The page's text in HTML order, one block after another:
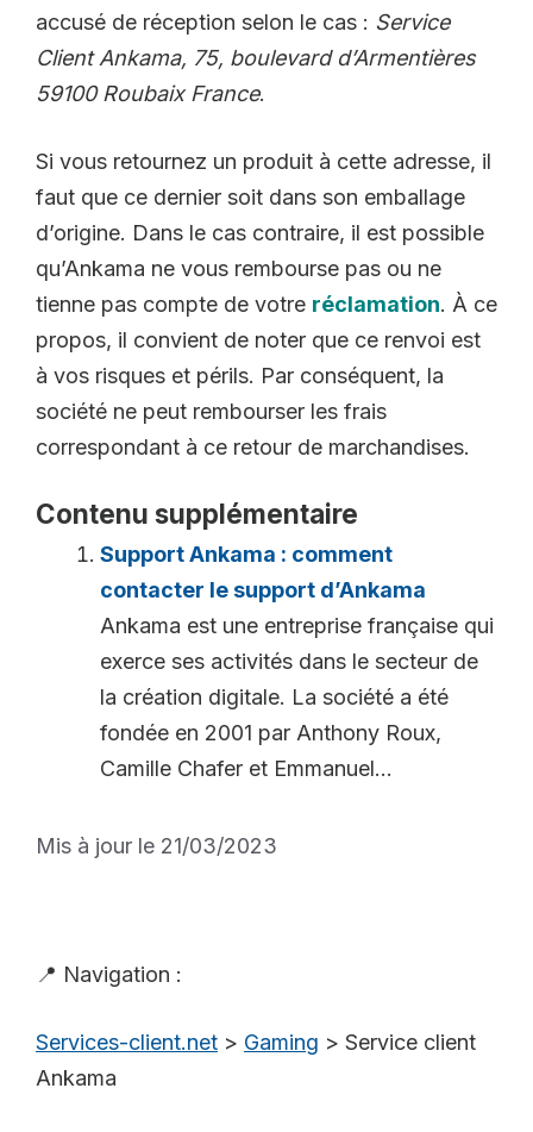
accusé de réception selon le cas : Service
Client Ankama, 75, boulevard d’Armentières
59100 Roubaix France.
Si vous retournez un produit à cette adresse, il
faut que ce dernier soit dans son emballage
d’origine. Dans le cas contraire, il est possible
qu’Ankama ne vous rembourse pas ou ne
tienne pas compte de votre réclamation. À ce
propos, il convient de noter que ce renvoi est
à vos risques et périls. Par conséquent, la
société ne peut rembourser les frais
correspondant à ce retour de marchandises.
Contenu supplémentaire
Support Ankama : comment
contacter le support d’Ankama
Ankama est une entreprise française qui
exerce ses activités dans le secteur de
la création digitale. La société a été
fondée en 2001 par Anthony Roux,
Camille Chafer et Emmanuel...
Mis à jour le 21/03/2023
📍 Navigation :
Services-client.net > Gaming > Service client
Ankama